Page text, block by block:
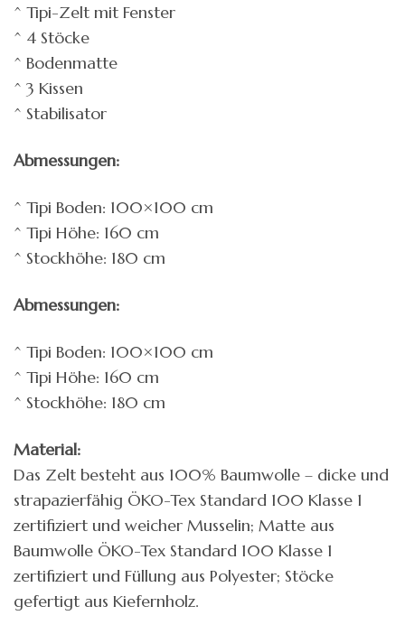
^ Tipi-Zelt mit Fenster
^ 4 Stöcke
^ Bodenmatte
^ 3 Kissen
^ Stabilisator
Abmessungen:
^ Tipi Boden: 100×100 cm
^ Tipi Höhe: 160 cm
^ Stockhöhe: 180 cm
Abmessungen:
^ Tipi Boden: 100×100 cm
^ Tipi Höhe: 160 cm
^ Stockhöhe: 180 cm
Material:
Das Zelt besteht aus 100% Baumwolle – dicke und
strapazierfähig ÖKO-Tex Standard 100 Klasse 1
zertifiziert und weicher Musselin; Matte aus
Baumwolle ÖKO-Tex Standard 100 Klasse 1
zertifiziert und Füllung aus Polyester; Stöcke
gefertigt aus Kiefernholz.